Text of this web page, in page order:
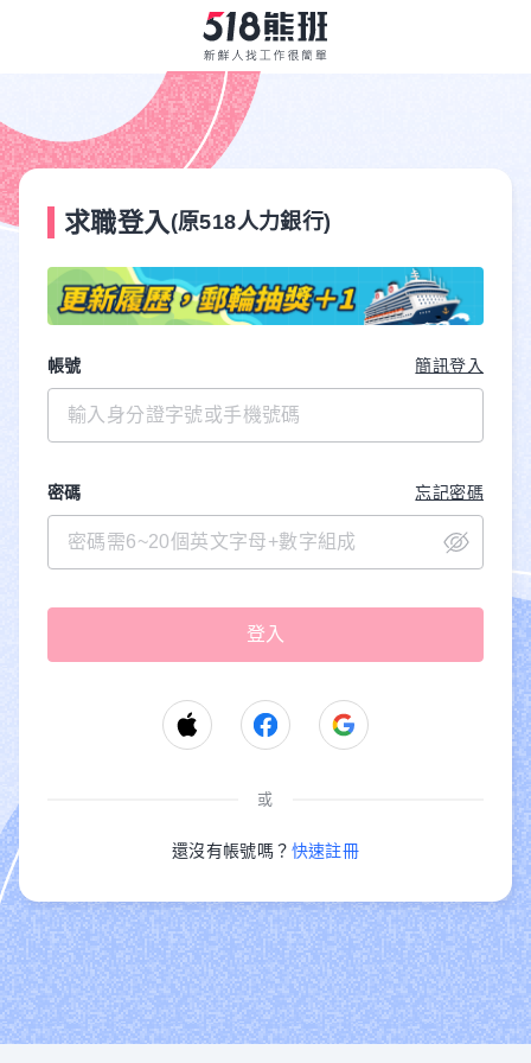
求職登入 (原518人力銀行)
帳號 簡訊登入
密碼 忘記密碼
或
還沒有帳號嗎？ 快速註冊